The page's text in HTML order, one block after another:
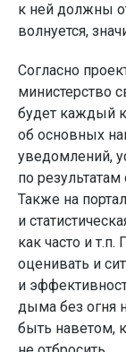
к ней должны
волнуется,
Согласно
министерство
будет каждый
об основных
уведомлений,
по
Также на
и
как часто и
оценивать и
и
дыма без огня
быть наветом,